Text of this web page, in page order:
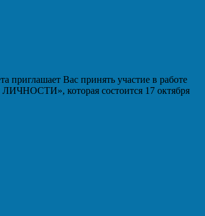
приглашает Вас принять участие в работе
которая состоится 17 октября